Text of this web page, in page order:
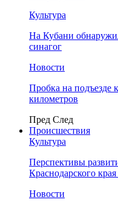
Культура
На Кубани
синагог
Новости
Пробка на подъезде
километров
Пред След
Происшествия
Культура
Перспективы
Краснодарского
Новости